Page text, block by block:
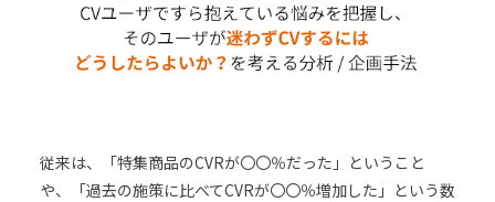
従来は、「特集商品のCVRが〇〇％だった」ということ
や、「過去の施策に比べてCVRが〇〇％増加した」という数